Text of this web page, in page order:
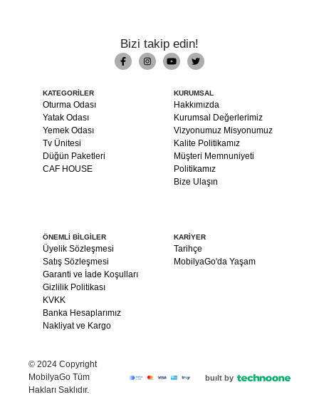
Bizi takip edin!
KATEGORİLER
Oturma Odası
Yatak Odası
Yemek Odası
Tv Ünitesi
Düğün Paketleri
CAF HOUSE
KURUMSAL
Hakkımızda
Kurumsal Değerlerimiz
Vizyonumuz Misyonumuz
Kalite Politikamız
Müşteri Memnuniyeti
Politikamız
Bize Ulaşın
ÖNEMLİ BİLGİLER
Üyelik Sözleşmesi
Satış Sözleşmesi
Garanti ve İade Koşulları
Gizlilik Politikası
KVKK
Banka Hesaplarımız
Nakliyat ve Kargo
KARİYER
Tarihçe
MobilyaGo'da Yaşam
© 2024 Copyright
MobilyaGo Tüm
Hakları Saklıdır.
built by